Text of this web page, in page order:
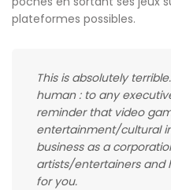
plateformes possibles.
This is absolutely
human : to any
reminder that video
entertainment/cultural
business as a
artists/entertainers and
for you.